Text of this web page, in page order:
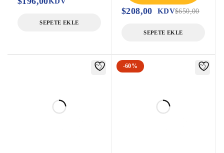
SEPETE EKLE
$650,00
$208,00 KDV
SEPETE EKLE
-60%